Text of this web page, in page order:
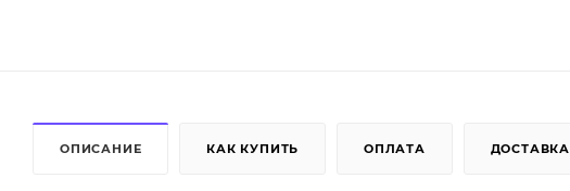
ОПИСАНИЕ КАК КУПИТЬ ОПЛАТА ДОСТАВКА